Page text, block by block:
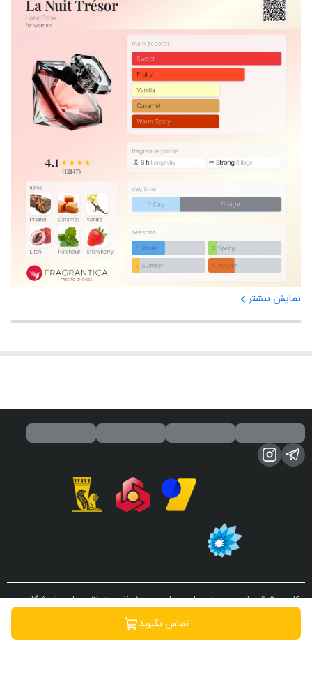
تماس بگیرید
نمایش بیشتر
کلیه حقوق مادی و معنوی این سایت محفوظ و متعلق به این فروشگاه می